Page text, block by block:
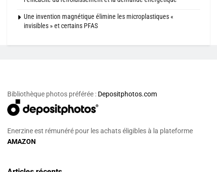
Une invention magnétique élimine les microplastiques «
invisibles » et certains PFAS
Bibliothèque photos préférée : Depositphotos.com
Enerzine est rémunéré pour les achats éligibles à la plateforme
AMAZON